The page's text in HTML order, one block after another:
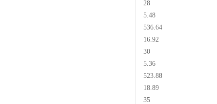
28
5.48
536.64
16.92
30
5.36
523.88
18.89
35